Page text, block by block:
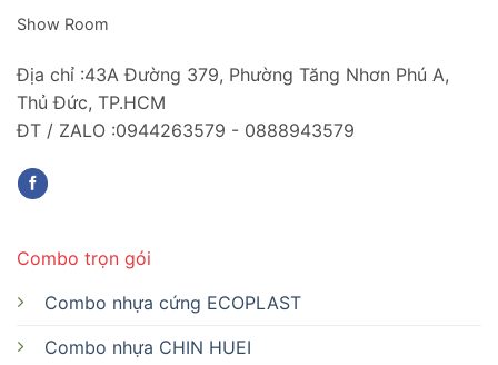
Show Room
Địa chỉ :43A Đường 379, Phường Tăng Nhơn Phú A,
Thủ Đức, TP.HCM
ĐT / ZALO :0944263579 - 0888943579
Combo trọn gói
Combo nhựa cứng ECOPLAST
Combo nhựa CHIN HUEI